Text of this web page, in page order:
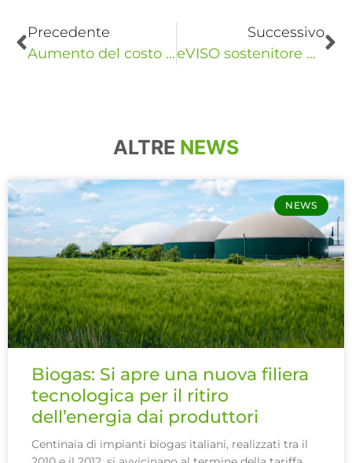
Precedente
Aumento del costo dell’energia: le misure del governo
Successivo
eVISO sostenitore ufficiale dell’Ente Manifestazioni Savigliano
ALTRE NEWS
NEWS
Biogas: Si apre una nuova filiera
tecnologica per il ritiro
dell’energia dai produttori
Centinaia di impianti biogas italiani, realizzati tra il